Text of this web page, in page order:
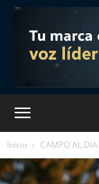
Inicio CAMPO AL DIA